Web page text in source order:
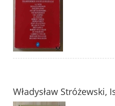
Władysław Stróżewski,